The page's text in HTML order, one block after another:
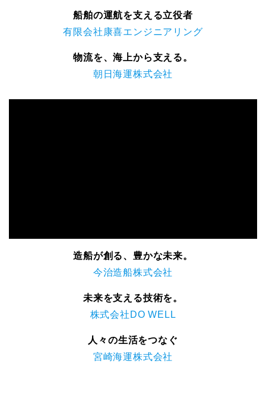
船舶の運航を支える立役者
有限会社康喜エンジニアリング
物流を、海上から支える。
朝日海運株式会社
造船が創る、豊かな未来。
今治造船株式会社
未来を支える技術を。
株式会社DO WELL
人々の生活をつなぐ
宮崎海運株式会社